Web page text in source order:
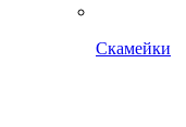
Скамейки